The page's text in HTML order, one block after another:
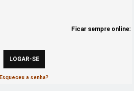
Ficar sempre online:
Esqueceu a senha?